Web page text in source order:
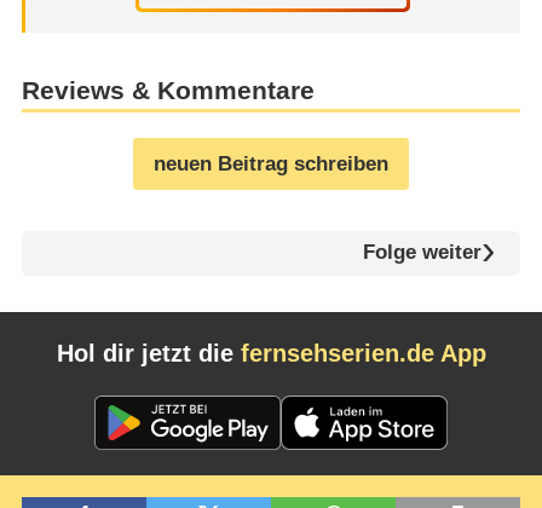
Reviews & Kommentare
neuen Beitrag schreiben
Folge weiter
Hol dir jetzt die fernsehserien.de App